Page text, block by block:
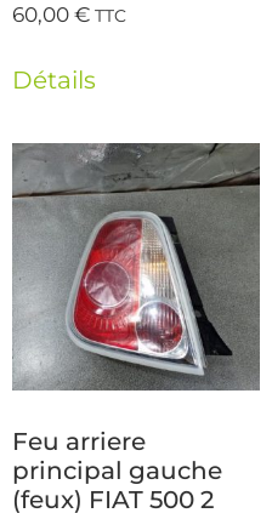
60,00€ TTC
Détails
Feu arriere
principal gauche
(feux) FIAT 500 2